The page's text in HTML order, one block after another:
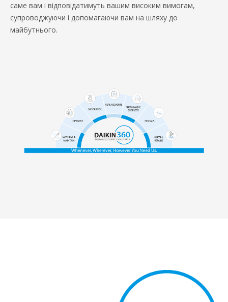
саме вам і відповідатимуть вашим високим вимогам,
супроводжуючи і допомагаючи вам на шляху до
майбутнього.